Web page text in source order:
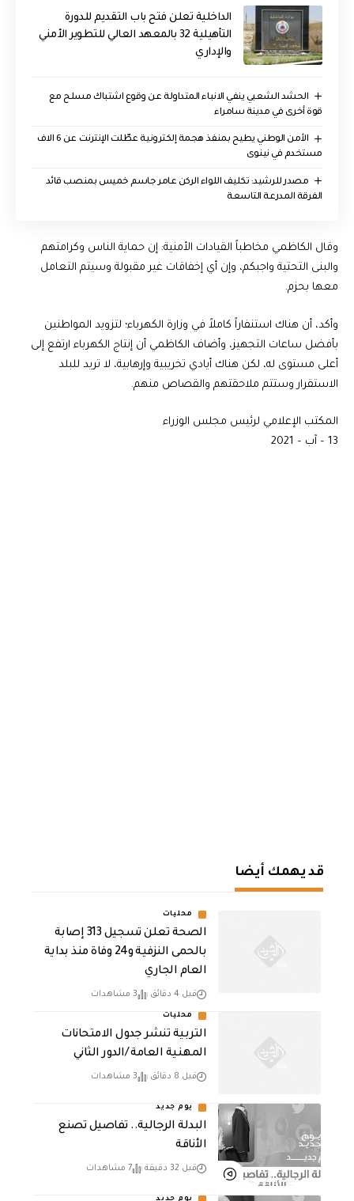
الداخلية تعلن فتح باب التقديم للدورة
التأهيلية 32 بالمعهد العالي للتطوير الأمني
والإداري
الحشد الشعبي ينفي الانباء المتداولة عن وقوع اشتباك مسلح مع
قوة أخرى في مدينة سامراء
الأمن الوطني يطيح بمنفذ هجمة إلكترونية عطّلت الإنترنت عن 6 الاف
مستخدم في نينوى
مصدر للرشيد: تكليف اللواء الركن عامر جاسم خميس بمنصب قائد
الفرقة المدرعة التاسعة
وقال الكاظمي مخاطباً القيادات الأمنية: إن حماية الناس وكرامتهم
والبنى التحتية واجبكم، وإن أي إخفاقات غير مقبولة وسيتم التعامل
معها بحزم.
وأكد، أن هناك استنفاراً كاملاً في وزارة الكهرباء؛ لتزويد المواطنين
بأفضل ساعات التجهيز، وأضاف الكاظمي أن إنتاج الكهرباء ارتفع إلى
أعلى مستوى له، لكن هناك أيادي تخريبية وإرهابية، لا تريد للبلد
الاستقرار وستتم ملاحقتهم والقصاص منهم.
المكتب الإعلامي لرئيس مجلس الوزراء
13 – آب – 2021
قد يهمك أيضا
محليات
الصحة تعلن تسجيل 313 إصابة
بالحمى النزفية و24 وفاة منذ بداية
العام الجاري
قبل 4 دقائق 3 مشاهدات
محليات
التربية تنشر جدول الامتحانات
المهنية العامة /الدور الثاني
قبل 8 دقائق 3 مشاهدات
يوم جديد
البدلة الرجالية.. تفاصيل تصنع
الأناقة
قبل 32 دقيقة 7 مشاهدات